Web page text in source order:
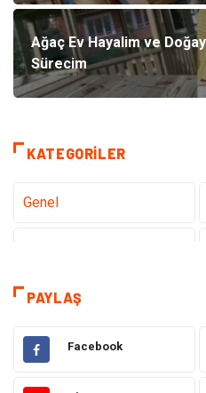
Ağaç Ev Hayalim ve
Sürecim
KATEGORILER
Genel
Tatil
Eğitim
Hukuk
PAYLAŞ
Facebook